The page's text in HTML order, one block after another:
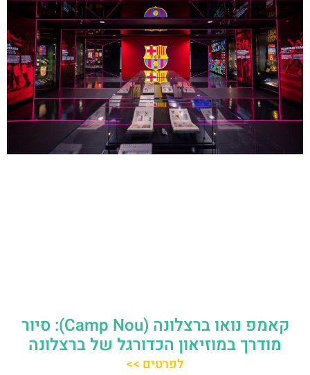
קאמפ נואו ברצלונה (Camp Nou): סיור
מודרך במוזיאון הכדורגל של ברצלונה
לפרטים >>